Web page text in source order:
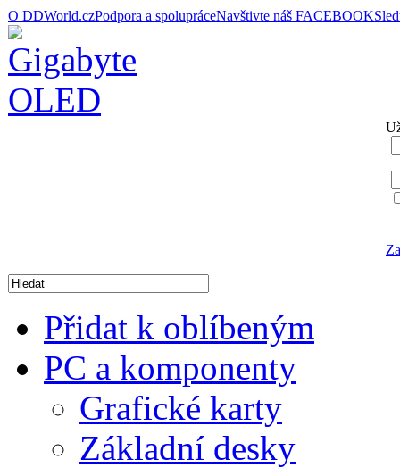
O DDWorld.czPodpora a spolupráceNavštivte náš FACEBOOK
Přidat k oblíbeným
PC a komponenty
Grafické karty
Základní desky